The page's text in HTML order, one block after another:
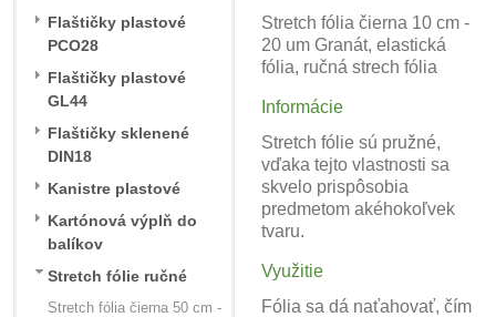
Flaštičky plastové
PCO28
Flaštičky plastové
GL44
Flaštičky sklenené
DIN18
Kanistre plastové
Kartónová výplň do
balíkov
Stretch fólie ručné
Stretch fólia čierna 50 cm -
Stretch fólia čierna 10 cm -
20 um Granát, elastická
fólia, ručná strech fólia
Informácie
Stretch fólie sú pružné,
vďaka tejto vlastnosti sa
skvelo prispôsobia
predmetom akéhokoľvek
tvaru.
Využitie
Fólia sa dá naťahovať, čím